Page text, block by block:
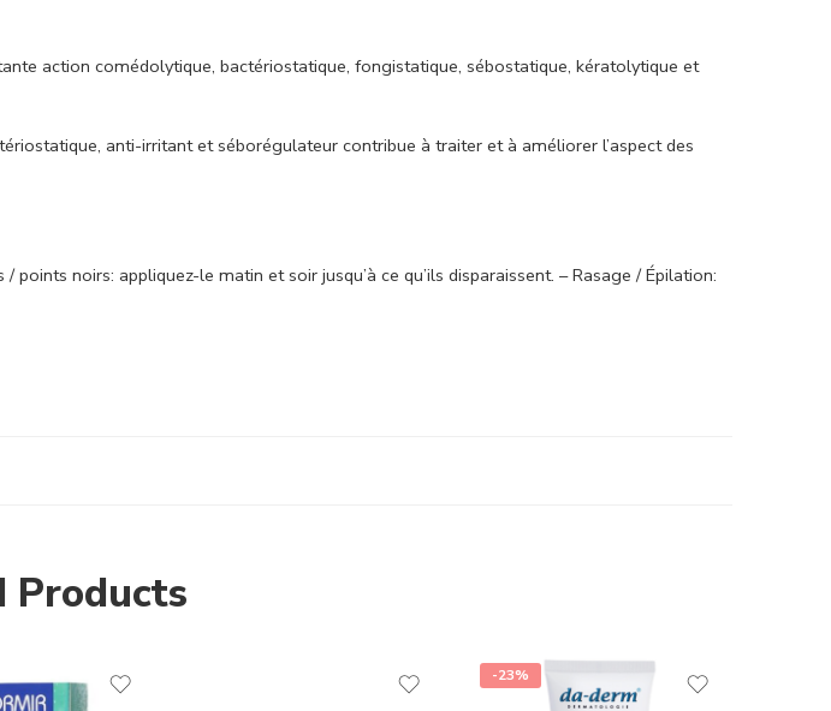
action comédolytique, bactériostatique, fongistatique, sébostatique, kératolytique et
anti-irritant et séborégulateur contribue à traiter et à améliorer l’aspect des
noirs: appliquez-le matin et soir jusqu’à ce qu’ils disparaissent. – Rasage / Épilation:
Products
-23%